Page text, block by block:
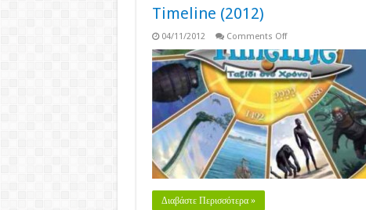
Timeline (2012)
04/11/2012 Comments Offon
(2012)
Διαβάστε Περισσότερα »